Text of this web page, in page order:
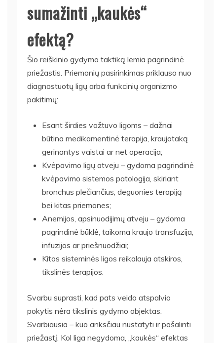
sumažinti „kaukės“
efektą?
Šio reiškinio gydymo taktiką lemia pagrindinė
priežastis. Priemonių pasirinkimas priklauso nuo
diagnostuotų ligų arba funkcinių organizmo
pakitimų:
Esant širdies vožtuvo ligoms – dažnai
būtina medikamentinė terapija, kraujotaką
gerinantys vaistai ar net operacija;
Kvėpavimo ligų atveju – gydoma pagrindinė
kvėpavimo sistemos patologija, skiriant
bronchus plečiančius, deguonies terapiją
bei kitas priemones;
Anemijos, apsinuodijimų atveju – gydoma
pagrindinė būklė, taikoma kraujo transfuzija,
infuzijos ar priešnuodžiai;
Kitos sisteminės ligos reikalauja atskiros,
tikslinės terapijos.
Svarbu suprasti, kad pats veido atspalvio
pokytis nėra tikslinis gydymo objektas.
Svarbiausia – kuo anksčiau nustatyti ir pašalinti
priežastį. Kol liga negydoma, „kaukės“ efektas